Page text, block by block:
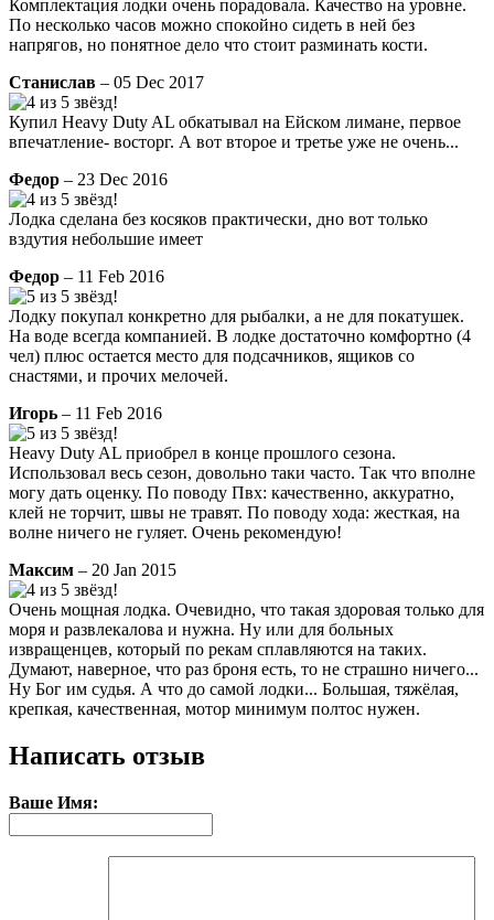
Комплектация лодки очень порадовала. Качество на уровне.
По несколько часов можно спокойно сидеть в ней без
напрягов, но понятное дело что стоит разминать кости.
Станислав – 05 Dec 2017
Купил Heavy Duty AL обкатывал на Ейском лимане, первое
впечатление- восторг. А вот второе и третье уже не очень...
Федор – 23 Dec 2016
Лодка сделана без косяков практически, дно вот только
вздутия небольшие имеет
Федор – 11 Feb 2016
Лодку покупал конкретно для рыбалки, а не для покатушек.
На воде всегда компанией. В лодке достаточно комфортно (4
чел) плюс остается место для подсачников, ящиков со
снастями, и прочих мелочей.
Игорь – 11 Feb 2016
Heavy Duty AL приобрел в конце прошлого сезона.
Использовал весь сезон, довольно таки часто. Так что вполне
могу дать оценку. По поводу Пвх: качественно, аккуратно,
клей не торчит, швы не травят. По поводу хода: жесткая, на
волне ничего не гуляет. Очень рекомендую!
Максим – 20 Jan 2015
Очень мощная лодка. Очевидно, что такая здоровая только для
моря и развлекалова и нужна. Ну или для больных
извращенцев, который по рекам сплавляются на таких.
Думают, наверное, что раз броня есть, то не страшно ничего...
Ну Бог им судья. А что до самой лодки... Большая, тяжёлая,
крепкая, качественная, мотор минимум полтос нужен.
Написать отзыв
Ваше Имя: